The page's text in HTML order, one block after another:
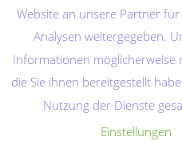
Home Abkürzungen
Copyright
Website an unsere Partner
Analysen weitergegeben.
Informationen möglicherweise
die Sie ihnen bereitgestellt
Nutzung der Dienste
Einstellungen